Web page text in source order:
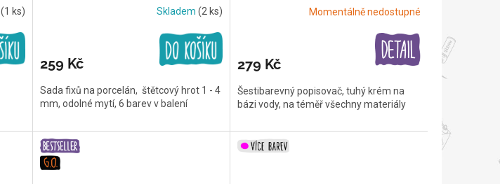
(1 ks) Skladem (2 ks)
259 Kč
Sada fixů na porcelán, štětcový hrot 1 - 4
mm, odolné mytí, 6 barev v balení
Momentálně nedostupné
279 Kč
Šestibarevný popisovač, tuhý krém na
bázi vody, na téměř všechny materiály